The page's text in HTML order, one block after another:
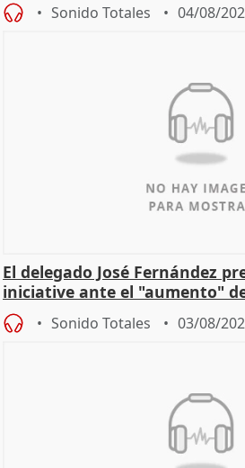
Sonido Totales 04/08/
El delegado José Fernández
iniciative ante el "aumento"
hogar en Madri
Sonido Totales 03/08/